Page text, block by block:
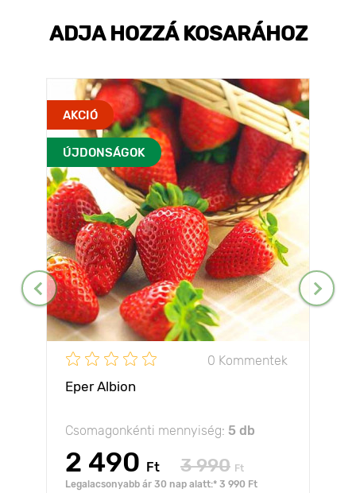
ADJA HOZZÁ KOSARÁHOZ
AKCIÓ
ÚJDONSÁGOK
0 Kommentek
Eper Albion
Csomagonkénti mennyiség: 5 db
2 490 Ft 3 990 Ft
Legalacsonyabb ár 30 nap alatt:* 3 990 Ft